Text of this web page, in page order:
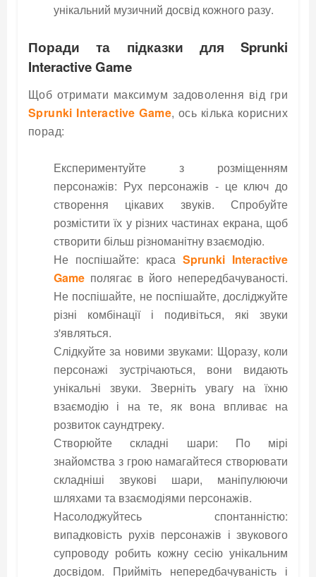
унікальний музичний досвід кожного разу.
Поради та підказки для Sprunki
Interactive Game
Щоб отримати максимум задоволення від гри
Sprunki Interactive Game, ось кілька корисних
порад:
Експериментуйте з розміщенням
персонажів: Рух персонажів - це ключ до
створення цікавих звуків. Спробуйте
розмістити їх у різних частинах екрана, щоб
створити більш різноманітну взаємодію.
Не поспішайте: краса Sprunki Interactive
Game полягає в його непередбачуваності.
Не поспішайте, не поспішайте, досліджуйте
різні комбінації і подивіться, які звуки
з'являться.
Слідкуйте за новими звуками: Щоразу, коли
персонажі зустрічаються, вони видають
унікальні звуки. Зверніть увагу на їхню
взаємодію і на те, як вона впливає на
розвиток саундтреку.
Створюйте складні шари: По мірі
знайомства з грою намагайтеся створювати
складніші звукові шари, маніпулюючи
шляхами та взаємодіями персонажів.
Насолоджуйтесь спонтанністю:
випадковість рухів персонажів і звукового
супроводу робить кожну сесію унікальним
досвідом. Прийміть непередбачуваність і